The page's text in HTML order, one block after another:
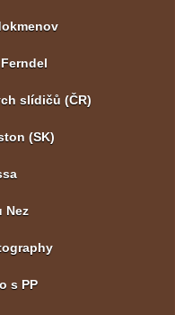
slídičů (ČR)
(SK)
Nez
s PP